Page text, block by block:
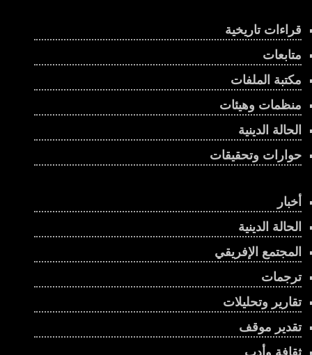
قراءات تاريخية
متابعات
مكتبة الملفات
منظمات وهيئات
الحالة الدينية
حوارات وتحقيقات
أخبار
الحالة الدينية
المجتمع الإفريقي
ترجمات
تقارير وتحليلات
تقدير موقف
ثقافة وأدب